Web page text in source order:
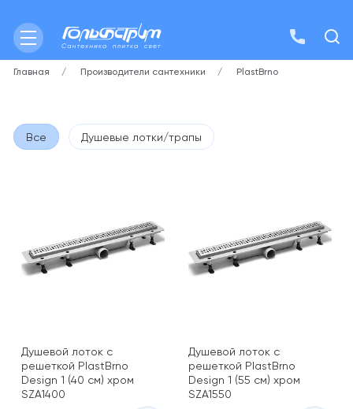
Главная Производители сантехники PlastBrno
Все Душевые лотки/трапы
Душевой лоток с
решеткой PlastBrno
Design 1 (40 см) хром
SZA1400
Душевой лоток с
решеткой PlastBrno
Design 1 (55 см) хром
SZA1550